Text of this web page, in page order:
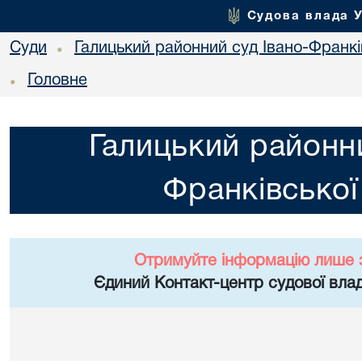
Судова влада
Суди • Галицький районний суд Івано-
• Головне
Галицький
Отримуйте інформацію лише
Єдиний Контакт-центр судової